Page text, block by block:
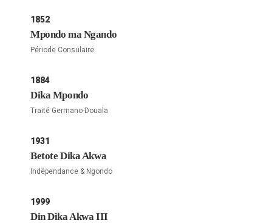
1852
Mpondo ma Ngando
Période Consulaire
1884
Dika Mpondo
Traité Germano-Douala
1931
Betote Dika Akwa
Indépendance & Ngondo
1999
Din Dika Akwa III